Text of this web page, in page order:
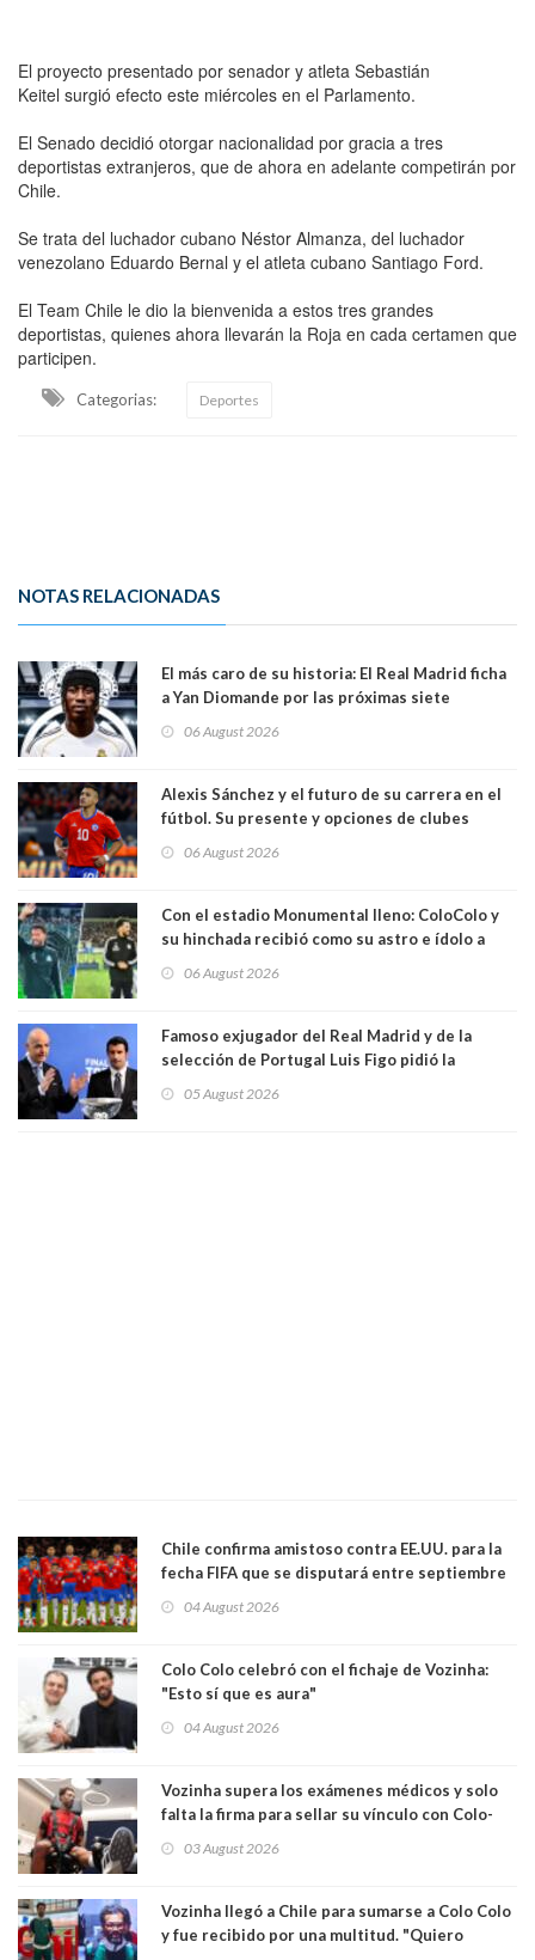
El proyecto presentado por senador y atleta Sebastián
Keitel surgió efecto este miércoles en el Parlamento.
El Senado decidió otorgar nacionalidad por gracia a tres
deportistas extranjeros, que de ahora en adelante competirán por
Chile.
Se trata del luchador cubano Néstor Almanza, del luchador
venezolano Eduardo Bernal y el atleta cubano Santiago Ford.
El Team Chile le dio la bienvenida a estos tres grandes
deportistas, quienes ahora llevarán la Roja en cada certamen que
participen.
Categorias: Deportes
NOTAS RELACIONADAS
El más caro de su historia: El Real Madrid ficha
a Yan Diomande por las próximas siete
06 August 2026
Alexis Sánchez y el futuro de su carrera en el
fútbol. Su presente y opciones de clubes
06 August 2026
Con el estadio Monumental lleno: ColoColo y
su hinchada recibió como su astro e ídolo a
06 August 2026
Famoso exjugador del Real Madrid y de la
selección de Portugal Luis Figo pidió la
comportamiento más bajo y cobarde que he
05 August 2026
Chile confirma amistoso contra EE.UU. para la
fecha FIFA que se disputará entre septiembre
04 August 2026
Colo Colo celebró con el fichaje de Vozinha:
"Esto sí que es aura"
04 August 2026
Vozinha supera los exámenes médicos y solo
falta la firma para sellar su vínculo con Colo-
03 August 2026
Vozinha llegó a Chile para sumarse a Colo Colo
y fue recibido por una multitud. "Quiero